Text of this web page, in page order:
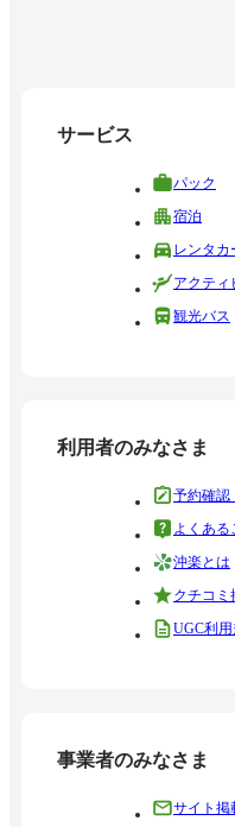
サービス
パック
宿泊
レンタカ
アクティ
観光バス
利用者のみなさま
予約確認
よくある
沖楽とは
クチコミ
UGC利
事業者のみなさま
サイト掲